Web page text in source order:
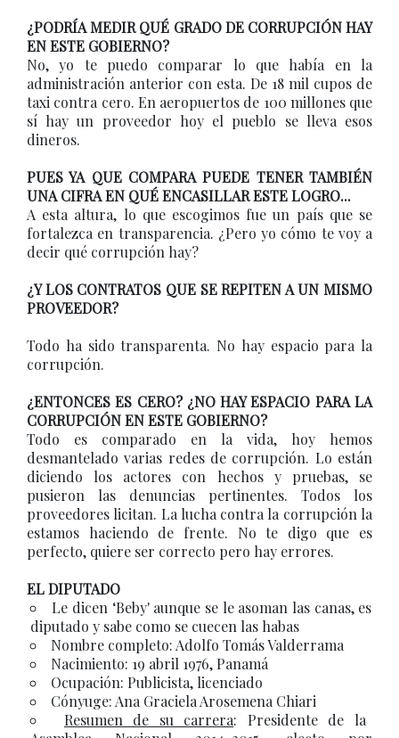
¿PODRÍA MEDIR QUÉ GRADO DE CORRUPCIÓN HAY
EN ESTE GOBIERNO?
No, yo te puedo comparar lo que había en la
administración anterior con esta. De 18 mil cupos de
taxi contra cero. En aeropuertos de 100 millones que
sí hay un proveedor hoy el pueblo se lleva esos
dineros.
PUES YA QUE COMPARA PUEDE TENER TAMBIÉN
UNA CIFRA EN QUÉ ENCASILLAR ESTE LOGRO...
A esta altura, lo que escogimos fue un país que se
fortalezca en transparencia. ¿Pero yo cómo te voy a
decir qué corrupción hay?
¿Y LOS CONTRATOS QUE SE REPITEN A UN MISMO
PROVEEDOR?
Todo ha sido transparenta. No hay espacio para la
corrupción.
¿ENTONCES ES CERO? ¿NO HAY ESPACIO PARA LA
CORRUPCIÓN EN ESTE GOBIERNO?
Todo es comparado en la vida, hoy hemos
desmantelado varias redes de corrupción. Lo están
diciendo los actores con hechos y pruebas, se
pusieron las denuncias pertinentes. Todos los
proveedores licitan. La lucha contra la corrupción la
estamos haciendo de frente. No te digo que es
perfecto, quiere ser correcto pero hay errores.
EL DIPUTADO
Le dicen ‘Beby' aunque se le asoman las canas, es
diputado y sabe como se cuecen las habas
Nombre completo: Adolfo Tomás Valderrama
Nacimiento: 19 abril 1976, Panamá
Ocupación: Publicista, licenciado
Cónyuge: Ana Graciela Arosemena Chiari
Resumen de su carrera: Presidente de la